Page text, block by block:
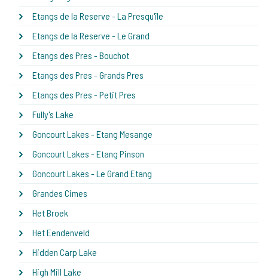
Etangs de la Reserve - La Presqu'île
Etangs de la Reserve - Le Grand
Etangs des Pres - Bouchot
Etangs des Pres - Grands Pres
Etangs des Pres - Petit Pres
Fully's Lake
Goncourt Lakes - Etang Mesange
Goncourt Lakes - Etang Pinson
Goncourt Lakes - Le Grand Etang
Grandes Cimes
Het Broek
Het Eendenveld
Hidden Carp Lake
High Mill Lake